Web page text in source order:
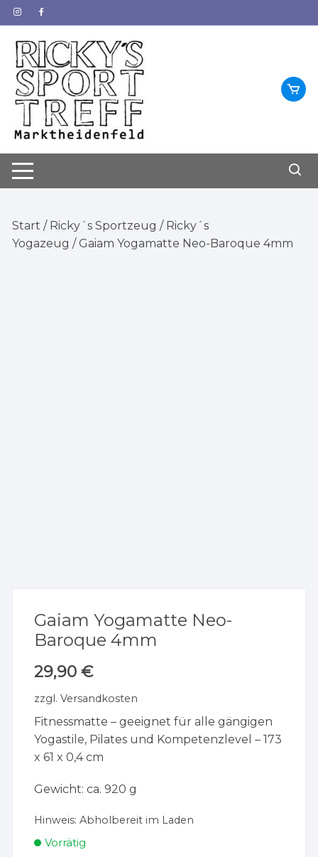
Zum
Inhalt
springen
Start / Ricky´s Sportzeug / Ricky´s
Yogazeug / Gaiam Yogamatte Neo-Baroque 4mm
Gaiam Yogamatte Neo-
Baroque 4mm
29,90€
zzgl.Versandkosten
Fitnessmatte – geeignet für alle gängigen
Yogastile, Pilates und Kompetenzlevel – 173
x 61 x 0,4 cm
Gewicht: ca. 920 g
Hinweis:Abholbereit im Laden
Vorrätig